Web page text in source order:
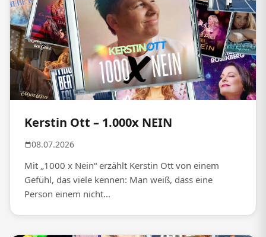
Kerstin Ott – 1.000x NEIN
08.07.2026
Mit „1000 x Nein“ erzählt Kerstin Ott von einem
Gefühl, das viele kennen: Man weiß, dass eine
Person einem nicht...